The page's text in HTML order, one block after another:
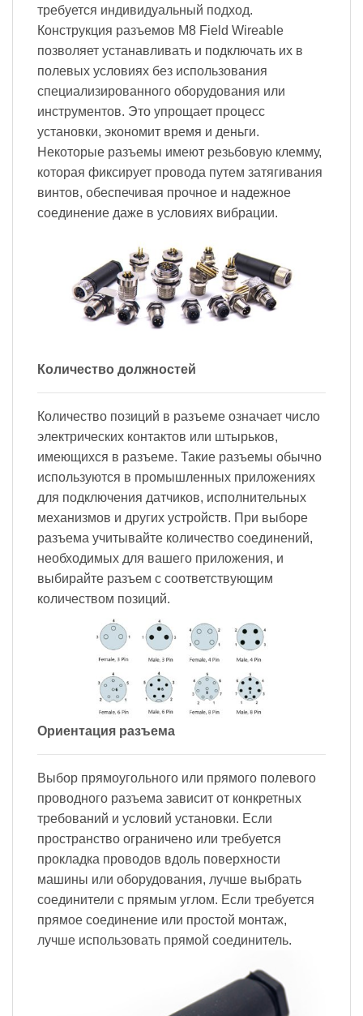
требуется индивидуальный подход.
Конструкция разъемов M8 Field Wireable
позволяет устанавливать и подключать их в
полевых условиях без использования
специализированного оборудования или
инструментов. Это упрощает процесс
установки, экономит время и деньги.
Некоторые разъемы имеют резьбовую клемму,
которая фиксирует провода путем затягивания
винтов, обеспечивая прочное и надежное
соединение даже в условиях вибрации.
Количество должностей
Количество позиций в разъеме означает число
электрических контактов или штырьков,
имеющихся в разъеме. Такие разъемы обычно
используются в промышленных приложениях
для подключения датчиков, исполнительных
механизмов и других устройств. При выборе
разъема учитывайте количество соединений,
необходимых для вашего приложения, и
выбирайте разъем с соответствующим
количеством позиций.
Ориентация разъема
Выбор прямоугольного или прямого полевого
проводного разъема зависит от конкретных
требований и условий установки. Если
пространство ограничено или требуется
прокладка проводов вдоль поверхности
машины или оборудования, лучше выбрать
соединители с прямым углом. Если требуется
прямое соединение или простой монтаж,
лучше использовать прямой соединитель.